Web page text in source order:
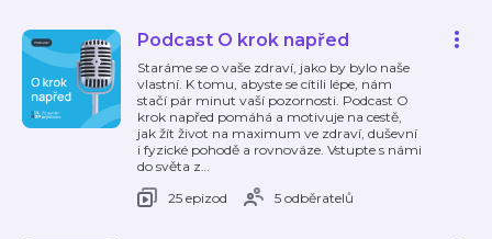
Podcast O krok napřed
Staráme se o vaše zdraví, jako by bylo naše
vlastní. K tomu, abyste se cítili lépe, nám
stačí pár minut vaší pozornosti. Podcast O
krok napřed pomáhá a motivuje na cestě,
jak žít život na maximum ve zdraví, duševní
i fyzické pohodě a rovnováze. Vstupte s námi
do světa z…
25 epizod
5 odběratelů